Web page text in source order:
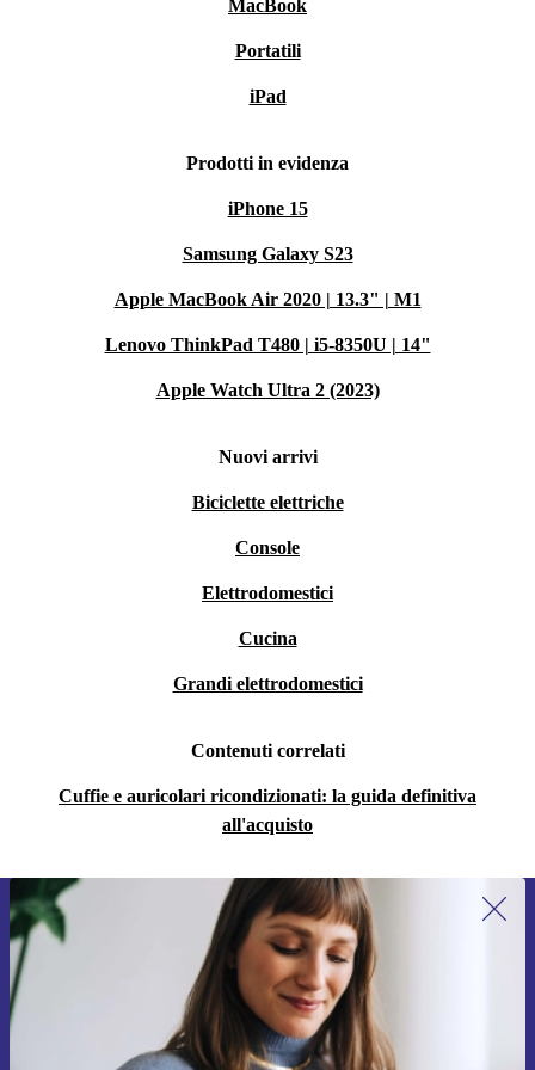
MacBook
Portatili
iPad
Prodotti in evidenza
iPhone 15
Samsung Galaxy S23
Apple MacBook Air 2020 | 13.3" | M1
Lenovo ThinkPad T480 | i5-8350U | 14"
Apple Watch Ultra 2 (2023)
Nuovi arrivi
Biciclette elettriche
Console
Elettrodomestici
Cucina
Grandi elettrodomestici
Contenuti correlati
Cuffie e auricolari ricondizionati: la guida definitiva
all'acquisto
Iscriviti per la prima volta alla nostra
newsletter e ottieni 15€ di sconto!
Non farti più scappare le migliori offerte.